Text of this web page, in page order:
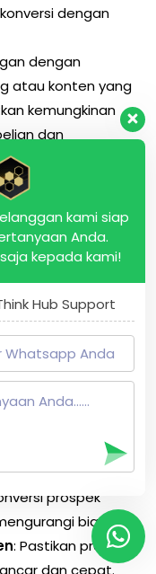
dengan
dengan
atau konten yang
kemungkinan
dan
mengurangi waktu
penjualan,
alat
waktu
mengelola
dan CRM
: Tim penjualan yang
lebih cepat dalam
prospek
biaya.
: Pastikan proses
dan cepat.
kami siap
Anda.
kepada kami!
Hub Support